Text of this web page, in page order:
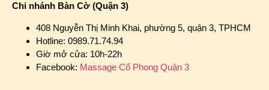
Chi nhánh Bàn Cờ (Quận 3)
408 Nguyễn Thị Minh Khai, phường 5, quận 3, TPHCM
Hotline: 0989.71.74.94
Giờ mở cửa: 10h-22h
Facebook: Massage Cổ Phong Quận 3